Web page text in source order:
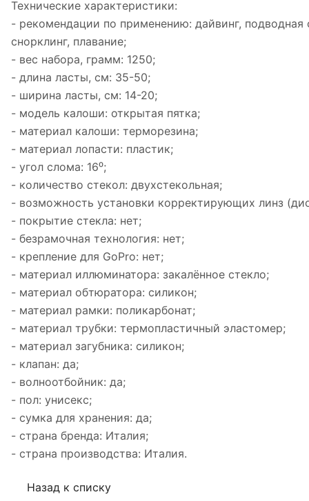
Технические характеристики:
- рекомендации по применению: дайвинг, подводная
снорклинг, плавание;
- вес набора, грамм: 1250;
- длина ласты, см: 35-50;
- ширина ласты, см: 14-20;
- модель калоши: открытая пятка;
- материал калоши: терморезина;
- материал лопасти: пластик;
- угол слома: 16⁰;
- количество стекол: двухстекольная;
- возможность установки корректирующих линз
- покрытие стекла: нет;
- безрамочная технология: нет;
- крепление для GoPro: нет;
- материал иллюминатора: закалённое стекло;
- материал обтюратора: силикон;
- материал рамки: поликарбонат;
- материал трубки: термопластичный эластомер;
- материал загубника: силикон;
- клапан: да;
- волноотбойник: да;
- пол: унисекс;
- сумка для хранения: да;
- страна бренда: Италия;
- страна производства: Италия.
Назад к списку